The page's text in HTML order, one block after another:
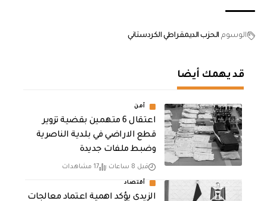
الوسوم الحزب الديمقراطي الكردستاني
قد يهمك أيضا
أمن
اعتقال 6 متهمين بقضية تزوير
قطع الاراضي في بلدية الناصرية
وضبط ملفات جديدة
قبل 8 ساعات 17 مشاهدات
أقتصاد
الزيدي يؤكد اهمية اعتماد معالجات